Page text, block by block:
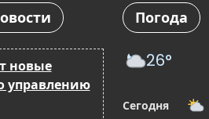
новые
управлению
Погода
26°
Сегодня